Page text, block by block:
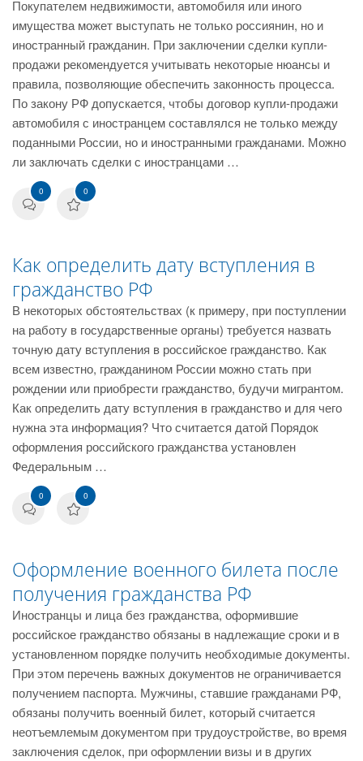
Покупателем недвижимости, автомобиля или иного
имущества может выступать не только россиянин, но и
иностранный гражданин. При заключении сделки купли-
продажи рекомендуется учитывать некоторые нюансы и
правила, позволяющие обеспечить законность процесса.
По закону РФ допускается, чтобы договор купли-продажи
автомобиля с иностранцем составлялся не только между
поданными России, но и иностранными гражданами. Можно
ли заключать сделки с иностранцами …
0 0
Как определить дату вступления в
гражданство РФ
В некоторых обстоятельствах (к примеру, при поступлении
на работу в государственные органы) требуется назвать
точную дату вступления в российское гражданство. Как
всем известно, гражданином России можно стать при
рождении или приобрести гражданство, будучи мигрантом.
Как определить дату вступления в гражданство и для чего
нужна эта информация? Что считается датой Порядок
оформления российского гражданства установлен
Федеральным …
0 0
Оформление военного билета после
получения гражданства РФ
Иностранцы и лица без гражданства, оформившие
российское гражданство обязаны в надлежащие сроки и в
установленном порядке получить необходимые документы.
При этом перечень важных документов не ограничивается
получением паспорта. Мужчины, ставшие гражданами РФ,
обязаны получить военный билет, который считается
неотъемлемым документом при трудоустройстве, во время
заключения сделок, при оформлении визы и в других